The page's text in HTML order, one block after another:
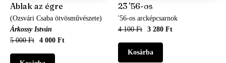
Ablak az égre
(Ozsvári Csaba ötvösművészete)
Árkossy István
5 000 Ft
4 000 Ft
23 '56-os
'56-os arcképcsarnok
4 100 Ft
3 280 Ft